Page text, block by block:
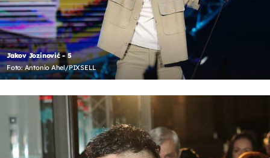
Jakov Jozinović - 5
Foto: Antonio Ahel/PIXSELL